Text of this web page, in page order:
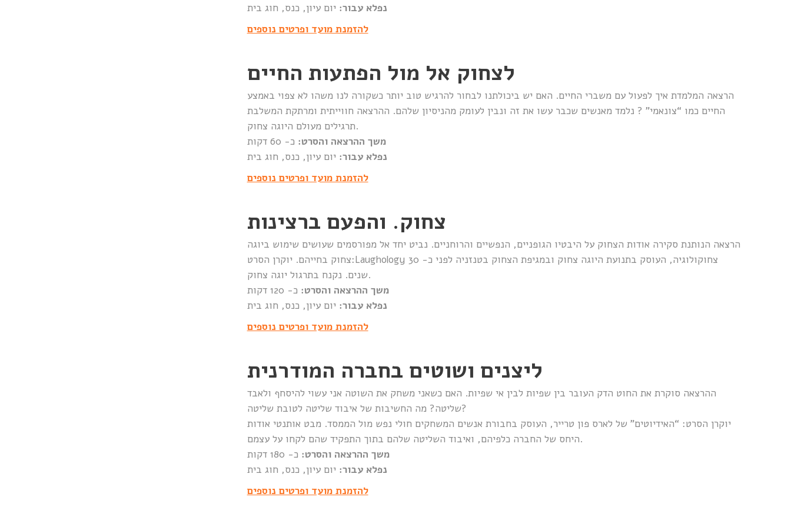
נפלא עבור: יום עיון, כנס, חוג בית
להזמנת מועד ופרטים נוספים
לצחוק אל מול הפתעות החיים
הרצאה המלמדת איך לפעול עם משברי החיים. האם יש ביכולתנו לבחור להרגיש טוב יותר כשקורה לנו משהו לא צפוי באמצע
החיים כמו “צונאמי” ? נלמד מאנשים שכבר עשו את זה ונבין לעומק מהניסיון שלהם. ההרצאה חווייתית ומרתקת המשלבת
תרגילים מעולם היוגה צחוק.
משך ההרצאה והסרט: כ- 60 דקות
נפלא עבור: יום עיון, כנס, חוג בית
להזמנת מועד ופרטים נוספים
צחוק. והפעם ברצינות
הרצאה הנותנת סקירה אודות הצחוק על היבטיו הגופניים, הנפשיים והרוחניים. נביט יחד אל מפורסמים שעושים שימוש ביוגה
צחוק בחייהם. יוקרן הסרט:Laughology צחוקולוגיה, העוסק בתנועת היוגה צחוק ובמגיפת הצחוק בטנזניה לפני כ- 30
שנים. נקנח בתרגול יוגה צחוק.
משך ההרצאה והסרט: כ- 120 דקות
נפלא עבור: יום עיון, כנס, חוג בית
להזמנת מועד ופרטים נוספים
ליצנים ושוטים בחברה המודרנית
ההרצאה סוקרת את החוט הדק העובר בין שפיות לבין אי שפיות. האם כשאני משחק את השוטה אני עשוי להיסחף ולאבד
שליטה? מה החשיבות של איבוד שליטה לטובת שליטה?
יוקרן הסרט: “האידיוטים” של לארס פון טרייר, העוסק בחבורת אנשים המשחקים חולי נפש מול הממסד. מבט אותנטי אודות
היחס של החברה כלפיהם, ואיבוד השליטה שלהם בתוך התפקיד שהם לקחו על עצמם.
משך ההרצאה והסרט: כ- 180 דקות
נפלא עבור: יום עיון, כנס, חוג בית
להזמנת מועד ופרטים נוספים